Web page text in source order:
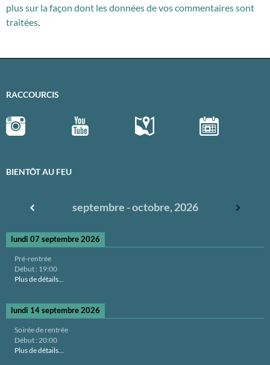
plus sur la façon dont les données de vos commentaires sont
traitées.
RACCOURCIS
BIENTÔT AU FEU
septembre - octobre, 2026
lundi 07 septembre 2026
Pré-rentrée
Début : 19:00
Plus de détails...
lundi 14 septembre 2026
Soirée de rentrée
Début : 20:00
Plus de détails...